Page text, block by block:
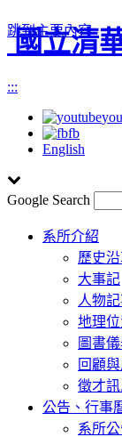
跳到主要內容
國立清
:::
fb
English
Google Search
Toggle
navigation
系所介紹
歷史
大事記
人物
地理
圖書
回顧
徵才
公告、行事
系所